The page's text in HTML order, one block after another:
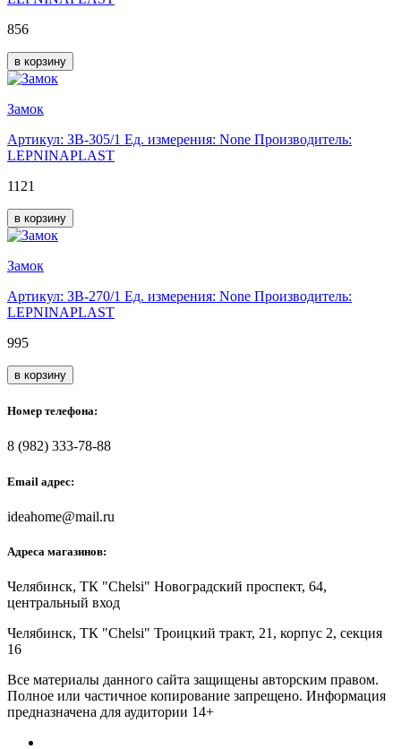
856
в корзину
Замок
Артикул: ЗВ-305/1 Ед. измерения: None Производитель:
LEPNINAPLAST
1121
в корзину
Замок
Артикул: ЗВ-270/1 Ед. измерения: None Производитель:
LEPNINAPLAST
995
в корзину
Номер телефона:
8 (982) 333-78-88
Email адрес:
ideahome@mail.ru
Адреса магазинов:
Челябинск, ТК "Chelsi" Новоградский проспект, 64,
центральный вход
Челябинск, ТК "Chelsi" Троицкий тракт, 21, корпус 2, секция
16
Все материалы данного сайта защищены авторским правом.
Полное или частичное копирование запрещено. Информация
предназначена для аудитории 14+